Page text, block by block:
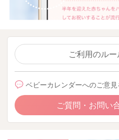
ご利用のル
ベビーカレンダーへのご意
ご質問・お問い